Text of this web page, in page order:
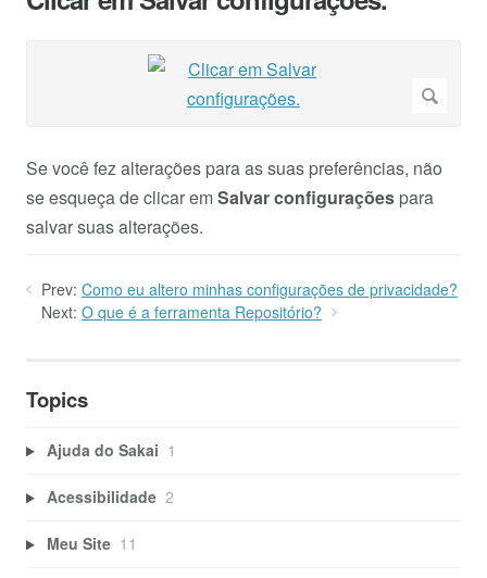
Se você fez alterações para as suas preferências, não
se esqueça de clicar emSalvar configurações para
salvar suas alterações.
Prev: Como eu altero minhas configurações de privacidade?
Next: O que é a ferramenta Repositório?
Topics
Ajuda do Sakai 1
Acessibilidade 2
Meu Site 11